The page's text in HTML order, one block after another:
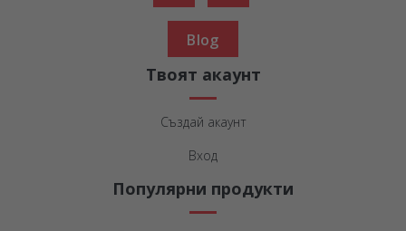
Blog
Твоят акаунт
Създай акаунт
Вход
Популярни продукти